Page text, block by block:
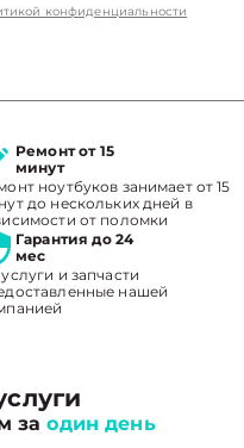
конфиденциальности
Ремонт от 15
минут
ноутбуков занимает от 15
до нескольких дней в
от поломки
Гарантия до 24
мес
и запчасти
нашей
заодин день